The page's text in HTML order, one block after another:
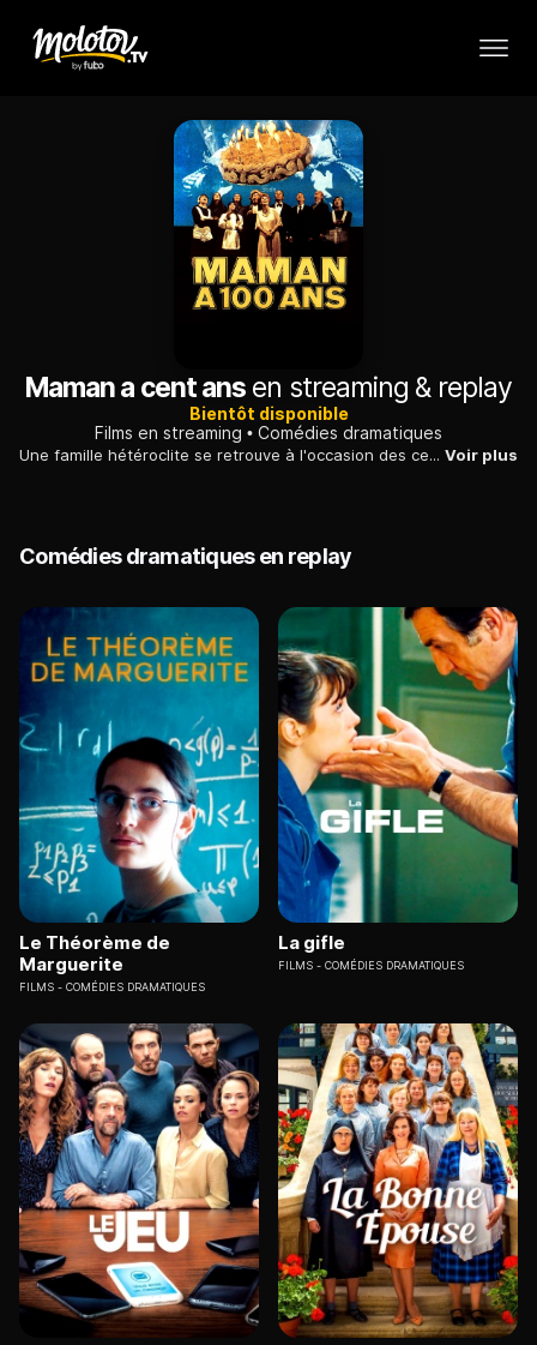
Maman a cent ans en streaming & replay
Bientôt disponible
Films en streaming
Comédies dramatiques
Une famille hétéroclite se retrouve à l'occasion des cent ans de "la madre". Voir plus
Comédies dramatiques en replay
Le Théorème de
Marguerite
FILMS COMÉDIES DRAMATIQUES
La gifle
FILMS COMÉDIES DRAMATIQUES